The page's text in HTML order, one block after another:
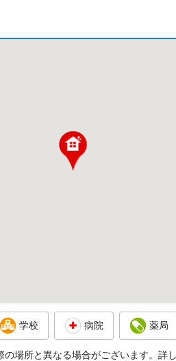
学校 病院 薬局
場所と異なる場合がございます。詳